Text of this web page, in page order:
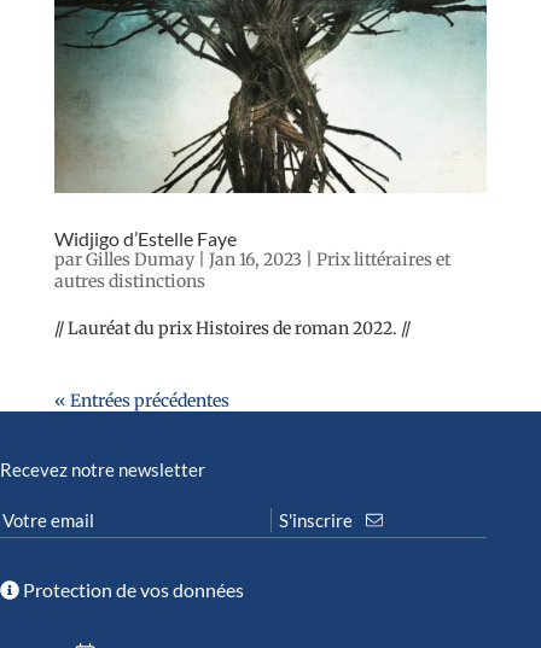
Widjigo d’Estelle Faye
parGilles Dumay| Jan 16, 2023
Prix littéraires et
autres distinctions
// Lauréat du prix Histoires de roman 2022. //
« Entrées précédentes
Recevez notre newsletter
Protection de vos données